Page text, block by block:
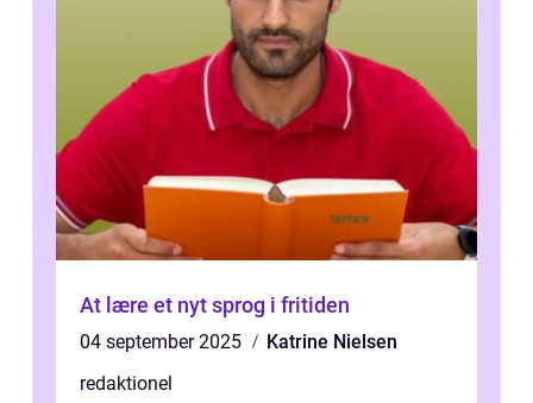
At lære et nyt sprog i fritiden
04 september 2025
Katrine Nielsen
redaktionel